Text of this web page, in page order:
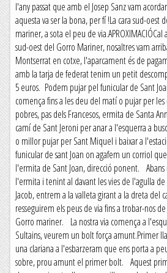
l'any passat que amb el Josep Sanz vam
aquesta va ser la bona, per fí !La cara sud-oest
mariner, a sota el peu de via.APROXIMACIÓCal
sud-oest del Gorro Mariner, nosaltres vam
Montserrat en cotxe, l'aparcament és de
amb la tarja de federat tenim un petit
5 euros. Podem pujar pel funicular de Sant
comença fins a les deu del matí o pujar per les
pobres, pas dels Francesos, ermita de Santa
camí de Sant Jeroni per anar a l'esquerra a
o millor pujar per Sant Miquel i baixar a
funicular de sant Joan on agafem un corriol
l'ermita de Sant Joan, direcció ponent. Abans
l'ermita i tenint al davant les vies de l'agulla
Jacob, entrem a la valleta girant a la dreta del
resseguirem els peus de via fins a trobar-nos
Gorro mariner. La nostra via comença a
Sultains, veurem un bolt força amunt.Primer
una clariana a l'esbarzeram que ens porta a
sobre, prou amunt el primer bolt. Aquest